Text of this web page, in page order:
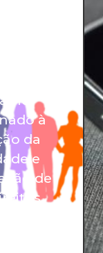
à
da
e
de